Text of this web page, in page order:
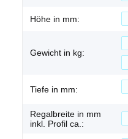
Höhe in mm:
Gewicht in kg:
Tiefe in mm:
Regalbreite in mm
inkl. Profil ca.: